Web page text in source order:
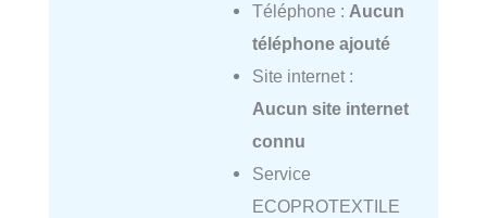
Téléphone : Aucun
téléphone ajouté
Site internet :
Aucun site internet
connu
Service
ECOPROTEXTILE